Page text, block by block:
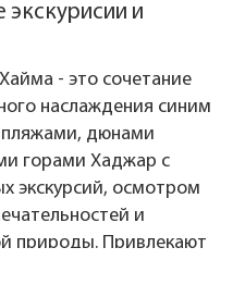
экскурисии и
- это сочетание
наслаждения синим
дюнами
горами Хаджар с
экскурсий, осмотром
и
природы. Привлекают